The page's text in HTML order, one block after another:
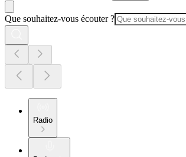
Que souhaitez-vous écouter ?
Radio